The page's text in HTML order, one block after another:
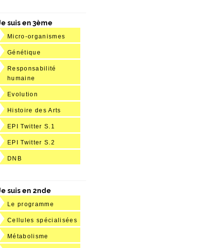
suis en 3ème
Micro-organismes
Génétique
Responsabilité
humaine
Evolution
Histoire des Arts
EPI Twitter S.1
EPI Twitter S.2
DNB
suis en 2nde
Le programme
Cellules spécialisées
Métabolisme